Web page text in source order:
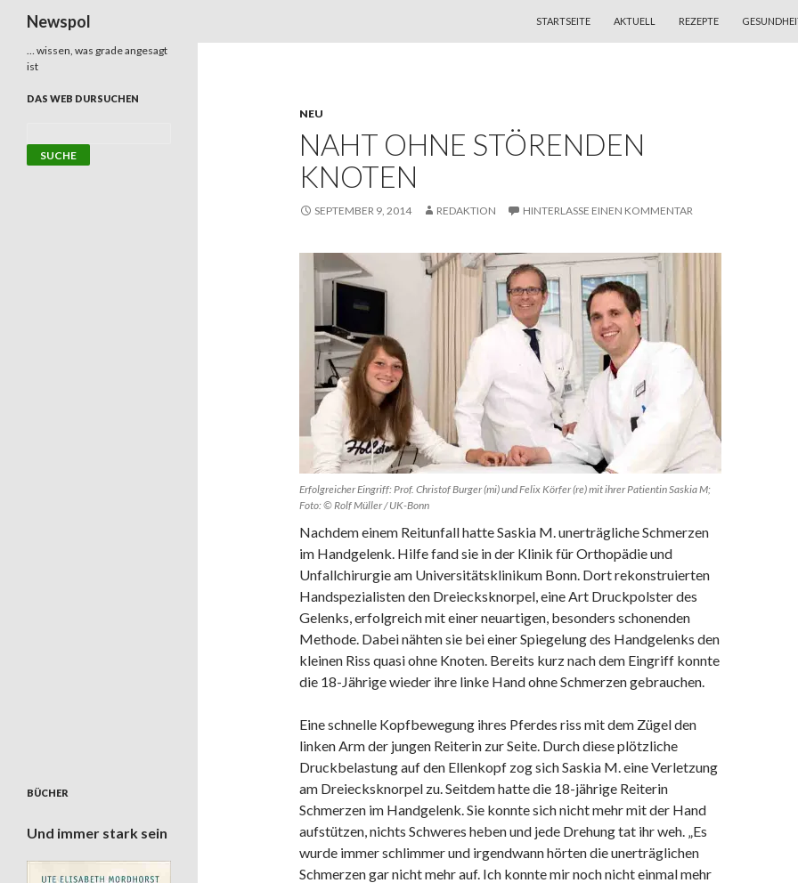
Newspol
STARTSEITE
AKTUELL REZEPTE
NEU
NAHT OHNE STÖRENDEN
KNOTEN
SEPTEMBER 9, 2014 REDAKTION HINTERLASSE EINEN KOMMENTAR
Erfolgreicher Eingriff: Prof. Christof Burger (mi) und Felix Körfer (re) mit ihrer Patientin Saskia M;
Foto: © Rolf Müller / UK-Bonn
Nachdem einem Reitunfall hatte Saskia M. unerträgliche Schmerzen
im Handgelenk. Hilfe fand sie in der Klinik für Orthopädie und
Unfallchirurgie am Universitätsklinikum Bonn. Dort rekonstruierten
Handspezialisten den Dreiecksknorpel, eine Art Druckpolster des
Gelenks, erfolgreich mit einer neuartigen, besonders schonenden
Methode. Dabei nähten sie bei einer Spiegelung des Handgelenks den
kleinen Riss quasi ohne Knoten. Bereits kurz nach dem Eingriff konnte
die 18-Jährige wieder ihre linke Hand ohne Schmerzen gebrauchen.
Eine schnelle Kopfbewegung ihres Pferdes riss mit dem Zügel den
linken Arm der jungen Reiterin zur Seite. Durch diese plötzliche
Druckbelastung auf den Ellenkopf zog sich Saskia M. eine Verletzung
am Dreiecksknorpel zu. Seitdem hatte die 18-jährige Reiterin
Schmerzen im Handgelenk. Sie konnte sich nicht mehr mit der Hand
aufstützen, nichts Schweres heben und jede Drehung tat ihr weh. „Es
wurde immer schlimmer und irgendwann hörten die unerträglichen
Schmerzen gar nicht mehr auf. Ich konnte mir noch nicht einmal mehr
… wissen, was grade angesagt
ist
DAS WEB DURSUCHEN
BÜCHER
Und immer stark sein